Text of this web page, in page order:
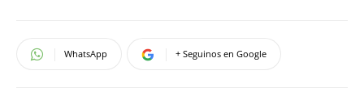
WhatsApp + Seguinos en Google